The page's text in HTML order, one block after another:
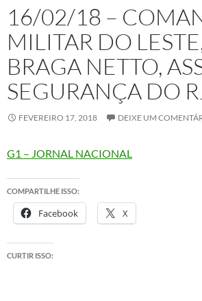
16/02/18 –
MILITAR DO
BRAGA NETTO,
SEGURANÇA DO
FEVEREIRO 17, 2018 DEIXE UM
G1 – JORNAL NACIONAL
COMPARTILHE ISSO:
Facebook X
CURTIR ISSO: